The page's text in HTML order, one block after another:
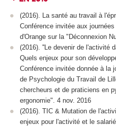
(2016). La santé au travail à
Conférence invitée aux
d'Orange sur la "Déconnexion
(2016). ''Le devenir de l'activité
Quels enjeux pour son
Conférence invitée donnée à la
de Psychologie du Travail de
chercheurs et de praticiens en
ergonomie". 4 nov. 2016
(2016). TIC & Mutation de
enjeux pour l'activité et le